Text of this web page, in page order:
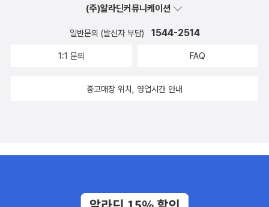
(주)알라딘커뮤니케이션
일반문의 (발신자 부담) 1544-2514
1:1 문의 FAQ
중고매장 위치, 영업시간 안내